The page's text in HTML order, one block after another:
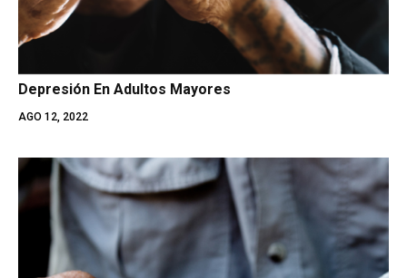
Depresión En Adultos Mayores
AGO 12, 2022